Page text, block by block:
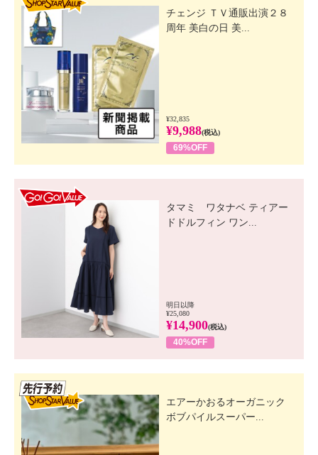
チェンジ ＴＶ通販出演２８
周年 美白の日 美...
¥32,835
¥9,988(税込)
69%OFF
タマミ ワタナベ ティアー
ドドルフィン ワン...
明日以降
¥25,080
¥14,900(税込)
40%OFF
エアーかおるオーガニック
ボブパイルスーパー...